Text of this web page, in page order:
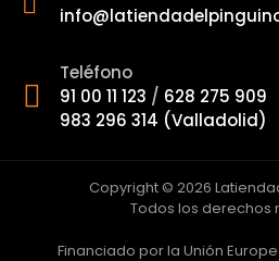
Teléfono
91 00 11 123 / 628 275 909
983 296 314 (Valladolid)
Copyright © 2026
Todos los derechos
Financiado por la Unión